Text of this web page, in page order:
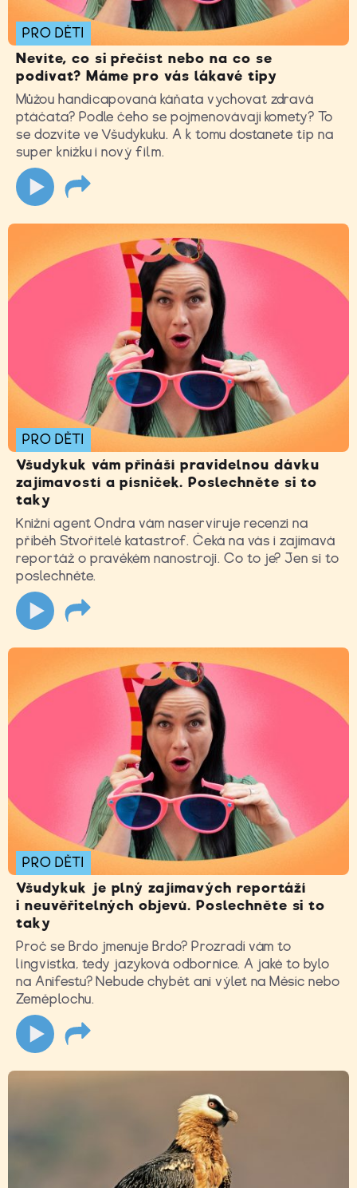
PRO DĚTI
Nevíte, co si přečíst nebo na co se
podívat? Máme pro vás lákavé tipy
Můžou handicapovaná káňata vychovat zdravá
ptáčata? Podle čeho se pojmenovávají komety? To
se dozvíte ve Všudykuku. A k tomu dostanete tip na
super knížku i nový film.
PRO DĚTI
Všudykuk vám přináší pravidelnou dávku
zajímavostí a písniček. Poslechněte si to
taky
Knižní agent Ondra vám naservíruje recenzi na
příběh Stvořitelé katastrof. Čeká na vás i zajímavá
reportáž o pravěkém nanostroji. Co to je? Jen si to
poslechněte.
PRO DĚTI
Všudykuk je plný zajímavých reportáží
i neuvěřitelných objevů. Poslechněte si to
taky
Proč se Brdo jmenuje Brdo? Prozradí vám to
lingvistka, tedy jazyková odbornice. A jaké to bylo
na Anifestu? Nebude chybět ani výlet na Měsíc nebo
Zeměplochu.